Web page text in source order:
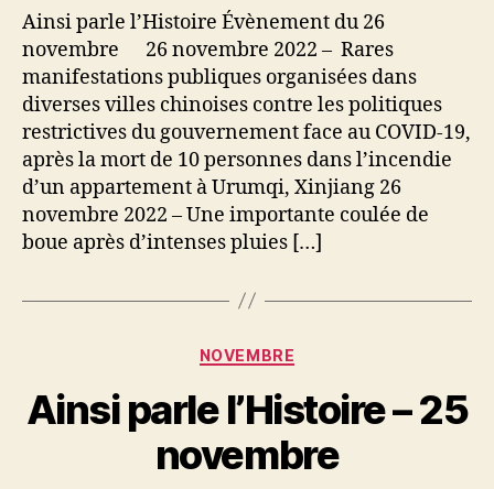
l’Histoire
26
novembre
Ainsi parle l’Histoire Évènement du 26
novembre 26 novembre 2022 – Rares
manifestations publiques organisées dans
diverses villes chinoises contre les politiques
restrictives du gouvernement face au COVID-19,
après la mort de 10 personnes dans l’incendie
d’un appartement à Urumqi, Xinjiang 26
novembre 2022 – Une importante coulée de
boue après d’intenses pluies […]
Catégories
NOVEMBRE
Ainsi parle l’Histoire – 25
novembre